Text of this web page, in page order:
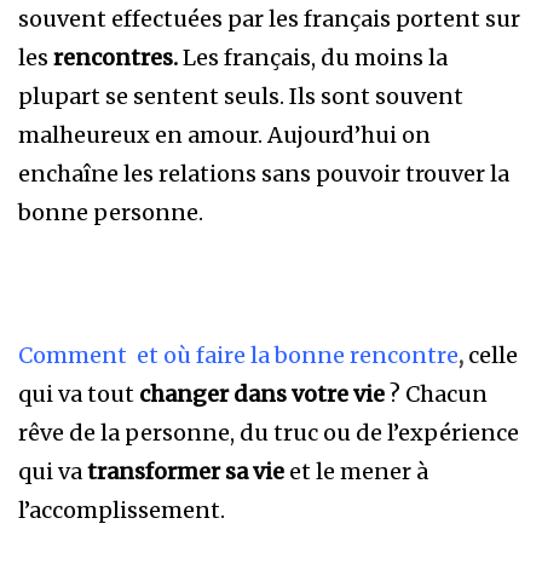
souvent effectuées par les français portent sur
les rencontres.Les français, du moins la
plupart se sentent seuls. Ils sont souvent
malheureux en amour. Aujourd’hui on
enchaîne les relations sans pouvoir trouver la
bonne personne.
Comment et où faire la bonne rencontre, celle
qui va tout changer dans votre vie ? Chacun
rêve de la personne, du truc ou de l’expérience
qui vatransformer sa vie et le mener à
l’accomplissement.